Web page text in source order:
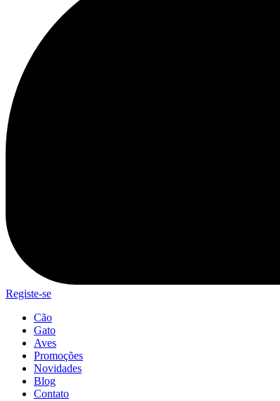
Registe-se
Cão
Gato
Aves
Promoções
Novidades
Blog
Contato